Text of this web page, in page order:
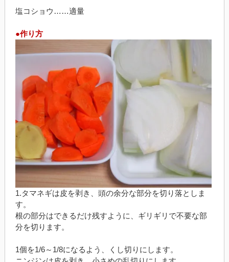
塩コショウ……適量
●作り方
1.タマネギは皮を剥き、頭の余分な部分を切り落としま
す。
根の部分はできるだけ残すように、ギリギリで不要な部
分を切ります。
1個を1/6～1/8になるよう、くし切りにします。